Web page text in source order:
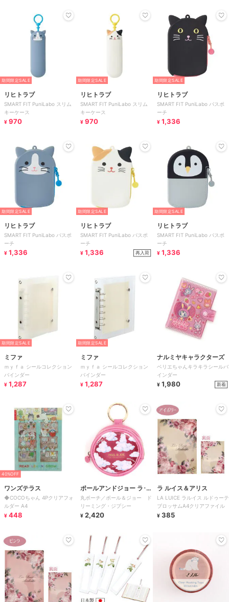
期間限定SALE
リヒトラブ
SMART FIT PuniLabo スリム
キーケース
¥ 970
期間限定SALE
リヒトラブ
SMART FIT PuniLabo スリム
キーケース
¥ 970
期間限定SALE
リヒトラブ
SMART FIT PuniLabo パスポ
ーチ
¥ 1,336
期間限定SALE
リヒトラブ
SMART FIT PuniLabo パスポ
ーチ
¥ 1,336
期間限定SALE
リヒトラブ
SMART FIT PuniLabo パスポ
ーチ
¥ 1,336 再入荷
期間限定SALE
リヒトラブ
SMART FIT PuniLabo パスポ
ーチ
¥ 1,336
期間限定SALE
ミファ
ｍｙｆａ シールコレクション
バインダー
¥ 1,287
期間限定SALE
ミファ
ｍｙｆａ シールコレクション
バインダー
¥ 1,287
ナルミヤキャラクターズ
ベリエちゃんキラキラシールバ
インダー
¥ 1,980 新着
40%OFF
ワンズテラス
◆COCOちゃん 4Pクリアフォ
ルダー A4
¥ 448
ポールアンドジョー ラ･パ
ペトリー
丸ポーチ／ポール＆ジョー ド
リーミング・ジプシー
¥ 2,420
ラ ルイス＆アリス
LA LUICE ラルイス ルドゥーテ
ブロッサムA4クリアファイル
¥ 385